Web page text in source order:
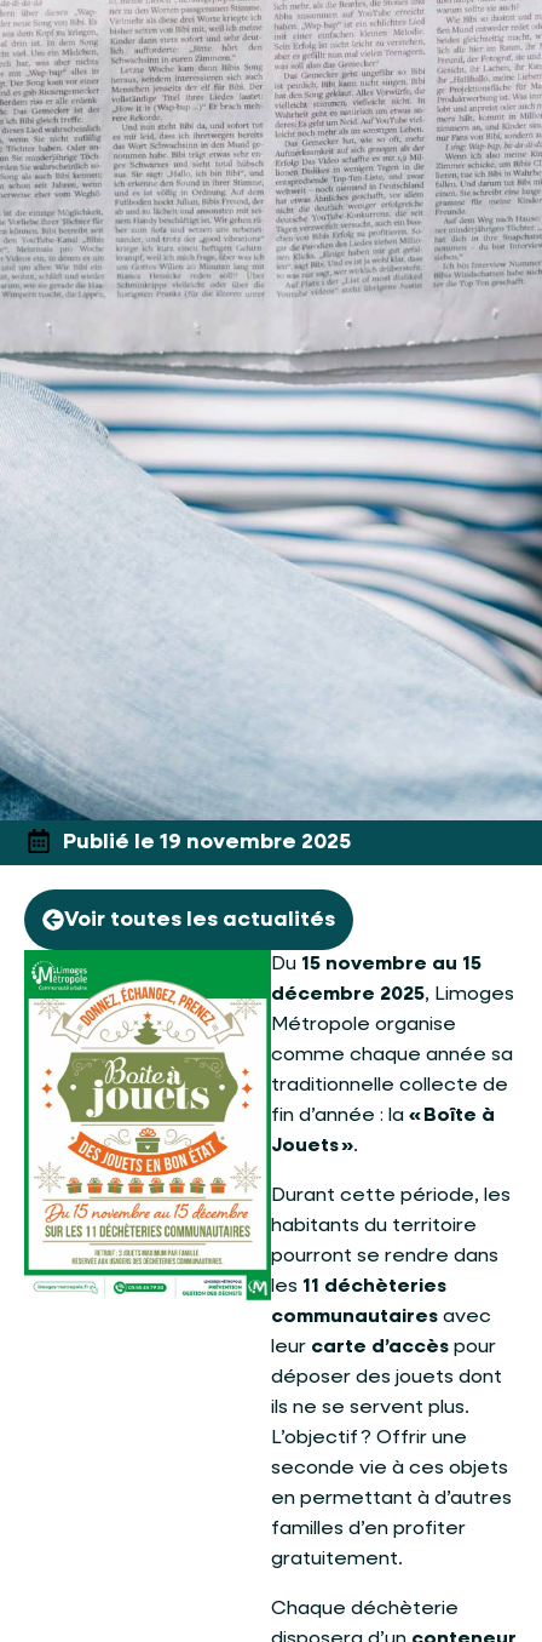
Publié le 19 novembre 2025
Voir toutes les actualités
Du 15 novembre au 15
décembre 2025, Limoges
Métropole organise
comme chaque année sa
traditionnelle collecte de
fin d’année : la « Boîte à
Jouets ».
Durant cette période, les
habitants du territoire
pourront se rendre dans
les 11 déchèteries
communautaires avec
leur carte d’accès pour
déposer des jouets dont
ils ne se servent plus.
L’objectif ? Offrir une
seconde vie à ces objets
en permettant à d’autres
familles d’en profiter
gratuitement.
Chaque déchèterie